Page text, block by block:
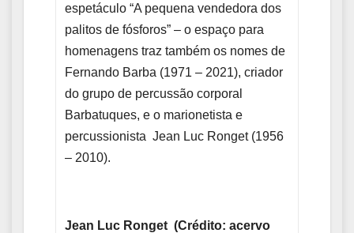
espetáculo “A pequena vendedora dos
palitos de fósforos” – o espaço para
homenagens traz também os nomes de
Fernando Barba (1971 – 2021), criador
do grupo de percussão corporal
Barbatuques, e o marionetista e
percussionista Jean Luc Ronget (1956
– 2010).
Jean Luc Ronget (Crédito: acervo